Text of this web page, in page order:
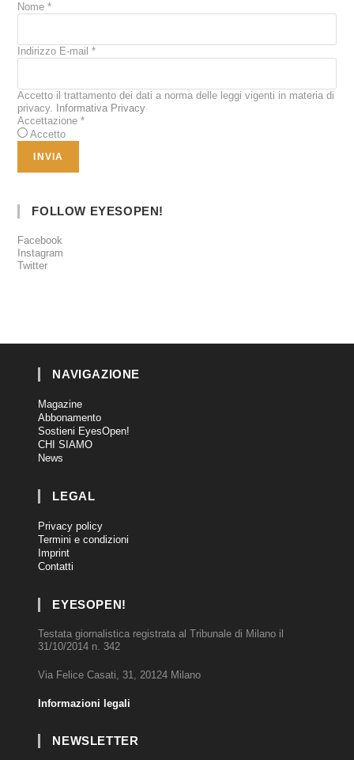
Nome*
Indirizzo E-mail*
Accetto il trattamento dei dati a norma delle leggi vigenti in materia di
privacy.
Informativa Privacy
Accettazione*
Accetto
FOLLOW EYESOPEN!
Facebook
Instagram
Twitter
NAVIGAZIONE
Magazine
Abbonamento
Sostieni EyesOpen!
CHI SIAMO
News
LEGAL
Privacy policy
Termini e condizioni
Imprint
Contatti
EYESOPEN!
Testata giornalistica registrata al Tribunale di Milano il
31/10/2014 n. 342
Via Felice Casati, 31, 20124 Milano
Informazioni legali
NEWSLETTER